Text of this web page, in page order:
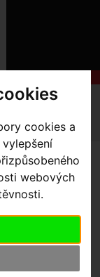
cookies a
webových
O
REGISTRACE
ZTRATILI
27.2 70 mm
AXS